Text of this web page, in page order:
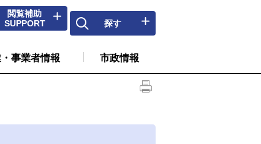
閲覧補助
SUPPORT
探す
事業者情報 市政情報